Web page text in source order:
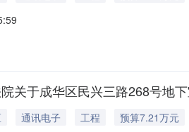
关于成华区民兴三路268号地
通讯电子 工程 预算7.21万元